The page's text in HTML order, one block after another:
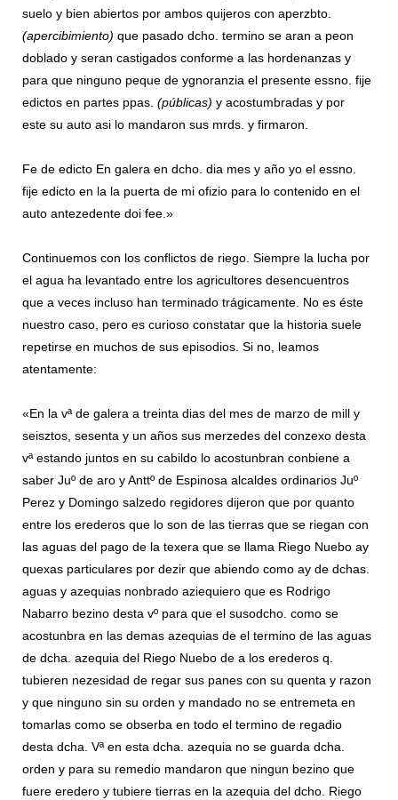
suelo y bien abiertos por ambos quijeros con aperzbto.
(apercibimiento) que pasado dcho. termino se aran a peon
doblado y seran castigados conforme a las hordenanzas y
para que ninguno peque de ygnoranzia el presente essno. fije
edictos en partes ppas. (públicas) y acostumbradas y por
este su auto asi lo mandaron sus mrds. y firmaron.
Fe de edicto En galera en dcho. dia mes y año yo el essno.
fije edicto en la la puerta de mi ofizio para lo contenido en el
auto antezedente doi fee.»
Continuemos con los conflictos de riego. Siempre la lucha por
el agua ha levantado entre los agricultores desencuentros
que a veces incluso han terminado trágicamente. No es éste
nuestro caso, pero es curioso constatar que la historia suele
repetirse en muchos de sus episodios. Si no, leamos
atentamente:
«En la vª de galera a treinta dias del mes de marzo de mill y
seisztos, sesenta y un años sus merzedes del conzexo desta
vª estando juntos en su cabildo lo acostunbran conbiene a
saber Juº de aro y Anttº de Espinosa alcaldes ordinarios Juº
Perez y Domingo salzedo regidores dijeron que por quanto
entre los erederos que lo son de las tierras que se riegan con
las aguas del pago de la texera que se llama Riego Nuebo ay
quexas particulares por dezir que abiendo como ay de dchas.
aguas y azequias nonbrado aziequiero que es Rodrigo
Nabarro bezino desta vº para que el susodcho. como se
acostunbra en las demas azequias de el termino de las aguas
de dcha. azequia del Riego Nuebo de a los erederos q.
tubieren nezesidad de regar sus panes con su quenta y razon
y que ninguno sin su orden y mandado no se entremeta en
tomarlas como se obserba en todo el termino de regadio
desta dcha. Vª en esta dcha. azequia no se guarda dcha.
orden y para su remedio mandaron que ningun bezino que
fuere eredero y tubiere tierras en la azequia del dcho. Riego